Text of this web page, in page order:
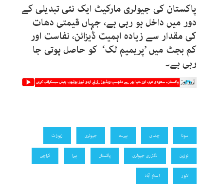
پاکستان کی جیولری مارکیٹ ایک نئی تبدیلی کے
دور میں داخل ہو رہی ہے، جہاں قیمتی دھات
کی مقدار سے زیادہ اہمیت ڈیزائن، نفاست اور
کم بجٹ میں ’پریمیم لک‘ کو حاصل ہوتی جا
رہی ہے۔
سونا چاندی ہیرے جیولری زیورات
نوزپن لگثرری جیولری پاکستان ہیرا کراچی
لاہور اسلام آباد